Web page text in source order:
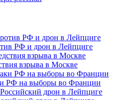
РФ и дрон в Лейпциге
взрыва в Москве
РФ на выборы во Франции